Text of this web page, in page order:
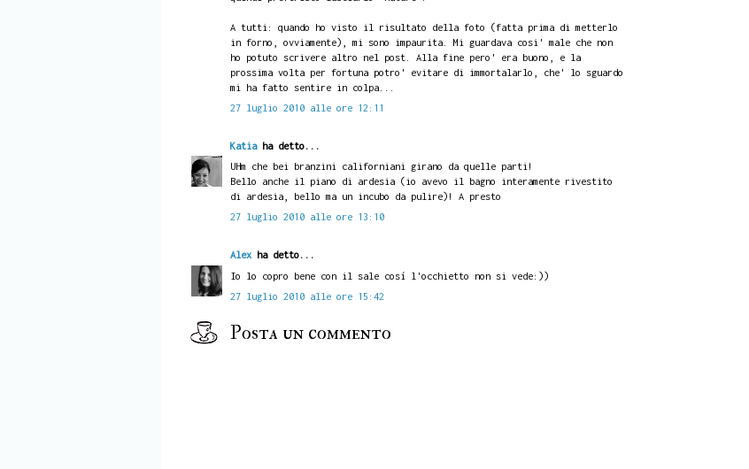
A tutti: quando ho visto il risultato della foto (fatta prima di metterlo
in forno, ovviamente), mi sono impaurita. Mi guardava cosi' male che non
ho potuto scrivere altro nel post. Alla fine pero' era buono, e la
prossima volta per fortuna potro' evitare di immortalarlo, che' lo sguardo
mi ha fatto sentire in colpa...
27 luglio 2010 alle ore 12:11
Katiaha detto...
UHm che bei branzini californiani girano da quelle parti!
Bello anche il piano di ardesia (io avevo il bagno interamente rivestito
di ardesia, bello ma un incubo da pulire)! A presto
27 luglio 2010 alle ore 13:10
Alexha detto...
Io lo copro bene con il sale cosí l'occhietto non si vede:))
27 luglio 2010 alle ore 15:42
Posta un commento